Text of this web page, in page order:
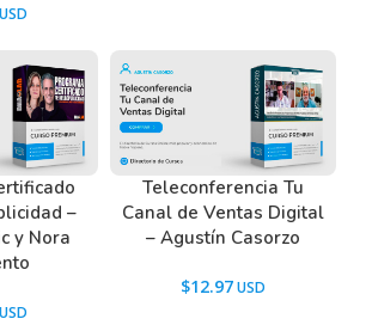
–
y Nora
Teleconferencia Tu
Canal de Ventas Digital
– Agustín Casorzo
$12.97